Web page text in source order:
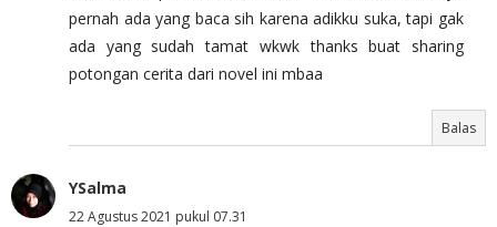
pernah ada yang baca sih karena adikku suka, tapi gak
ada yang sudah tamat wkwk thanks buat sharing
potongan cerita dari novel ini mbaa
Balas
YSalma
22 Agustus 2021 pukul 07.31